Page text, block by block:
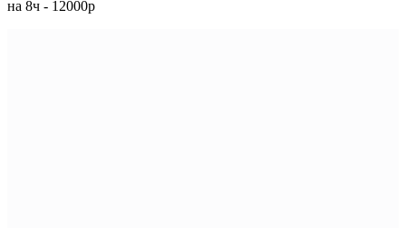
на 8ч - 12000р